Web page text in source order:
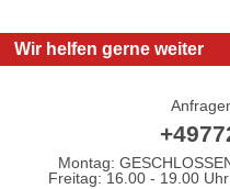
Wir helfen gerne weiter
Montag:
Freitag: 16.00 - 19.00